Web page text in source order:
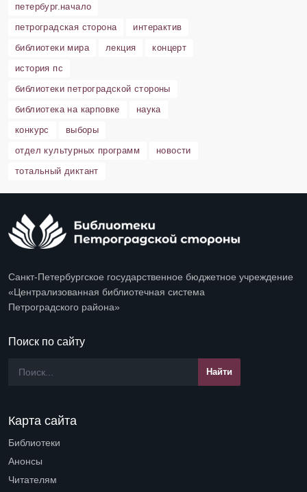
петербург.начало
петроградская сторона
интерактив
библиотеки мира
лекция
концерт
история пс
библиотеки петроградской стороны
библиотека на карповке
наука
конкурс
выборы
отдел культурных программ
новости
тотальный диктант
Санкт-Петербургское государственное бюджетное учреждение
«Централизованная библиотечная система
Петроградского района»
Поиск по сайту
Карта сайта
Библиотеки
Анонсы
Читателям